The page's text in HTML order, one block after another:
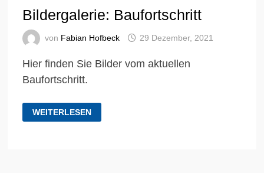
Bildergalerie: Baufortschritt
von Fabian Hofbeck 29 Dezember, 2021
Hier finden Sie Bilder vom aktuellen
Baufortschritt.
BILDERGALERIE:
BAUFORTSCHRITT
WEITERLESEN